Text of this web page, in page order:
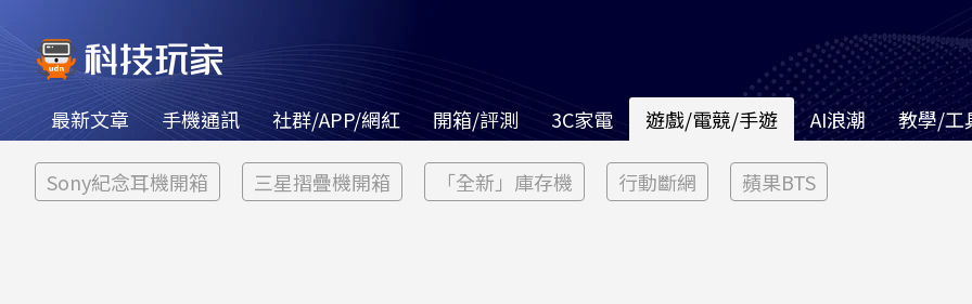
最新文章 手機通訊 社群/APP/網紅 開箱/評測 3C家電 遊戲/電競/手遊 AI浪潮 教學/工
Sony紀念耳機開箱 三星摺疊機開箱 「全新」庫存機 行動斷網 蘋果BTS